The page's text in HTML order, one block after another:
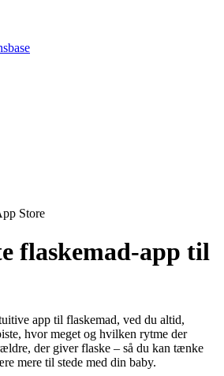
Store
flaskemad-app til
app til flaskemad, ved du altid,
hvor meget og hvilken rytme der
der giver flaske – så du kan tænke
mere til stede med din baby.